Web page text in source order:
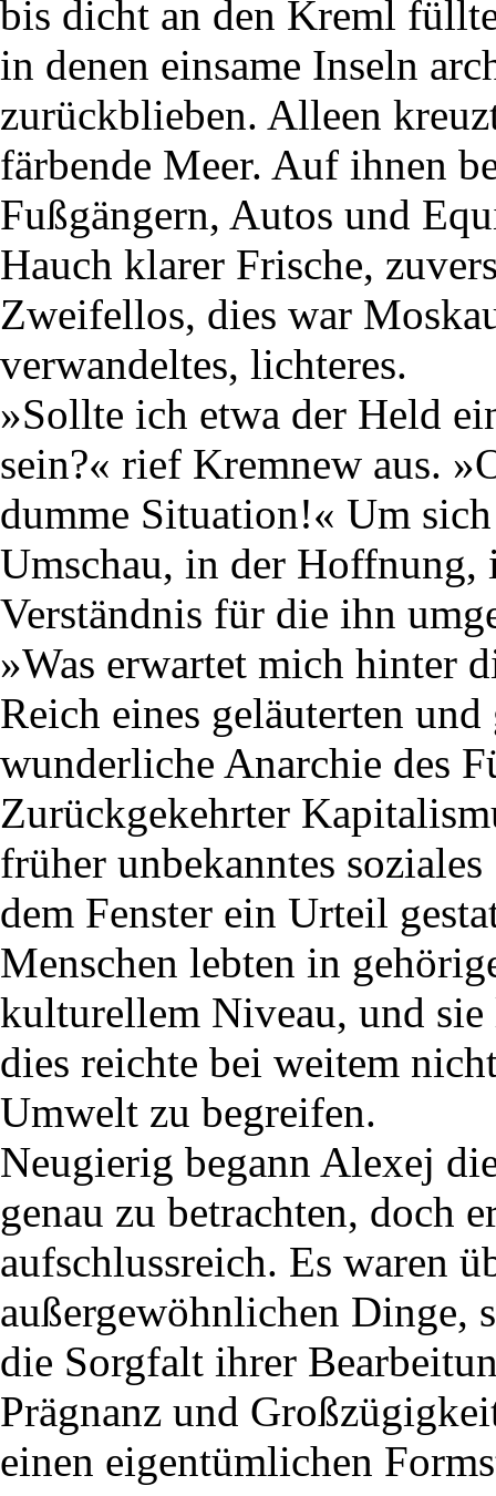
bis dicht an den Kreml
in denen einsame Inseln
zurückblieben. Alleen
färbende Meer. Auf ihnen
Fußgängern, Autos und
Hauch klarer Frische,
Zweifellos, dies war
verwandeltes, lichteres.
»Sollte ich etwa der Held
sein?« rief Kremnew aus.
dumme Situation!« Um
Umschau, in der Hoffnung,
Verständnis für die ihn
»Was erwartet mich hinter
Reich eines geläuterten
wunderliche Anarchie des
Zurückgekehrter
früher unbekanntes
dem Fenster ein Urteil
Menschen lebten in
kulturellem Niveau, und
dies reichte bei weitem
Umwelt zu begreifen.
Neugierig begann Alexej
genau zu betrachten, doch
aufschlussreich. Es waren
außergewöhnlichen Dinge,
die Sorgfalt ihrer
Prägnanz und
einen eigentümlichen